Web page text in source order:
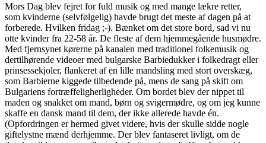
Mors Dag blev fejret for fuld musik og med mange lækre retter,
som kvinderne (selvfølgelig) havde brugt det meste af dagen på at
forberede. Hvilken fridag ;-). Bænket om det store bord, sad vi nu
otte kvinder fra 22-58 år. De fleste af dem hjemmegående husmødre.
Med fjernsynet kørerne på kanalen med traditionel folkemusik og
dertilhørende videoer med bulgarske Barbiedukker i folkedragt eller
prinsessekjoler, flankeret af en lille mandsling med stort overskæg,
som Barbierne kiggede tilbedende på, mens de sang på skift om
Bulgariens fortræffeligherligheder. Om bordet blev der nippet til
maden og snakket om mand, børn og svigermødre, og om jeg kunne
skaffe en dansk mand til dem, der ikke allerede havde én.
(Opfordringen er hermed givet videre, hvis der skulle sidde nogle
giftelystne mænd derhjemme. Der blev fantaseret livligt, om de